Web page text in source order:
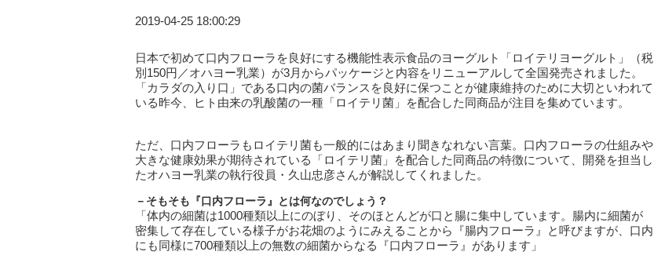
2019-04-25 18:00:29
日本で初めて口内フローラを良好にする機能性表示食品のヨーグルト「ロイテリヨーグルト」（税
別150円／オハヨー乳業）が3月からパッケージと内容をリニューアルして全国発売されました。
「カラダの入り口」である口内の菌バランスを良好に保つことが健康維持のために大切といわれて
いる昨今、ヒト由来の乳酸菌の一種「ロイテリ菌」を配合した同商品が注目を集めています。
ただ、口内フローラもロイテリ菌も一般的にはあまり聞きなれない言葉。口内フローラの仕組みや
大きな健康効果が期待されている「ロイテリ菌」を配合した同商品の特徴について、開発を担当し
たオハヨー乳業の執行役員・久山忠彦さんが解説してくれました。
－そもそも『口内フローラ』とは何なのでしょう？
「体内の細菌は1000種類以上にのぼり、そのほとんどが口と腸に集中しています。腸内に細菌が
密集して存在している様子がお花畑のようにみえることから『腸内フローラ』と呼びますが、口内
にも同様に700種類以上の無数の細菌からなる『口内フローラ』があります」